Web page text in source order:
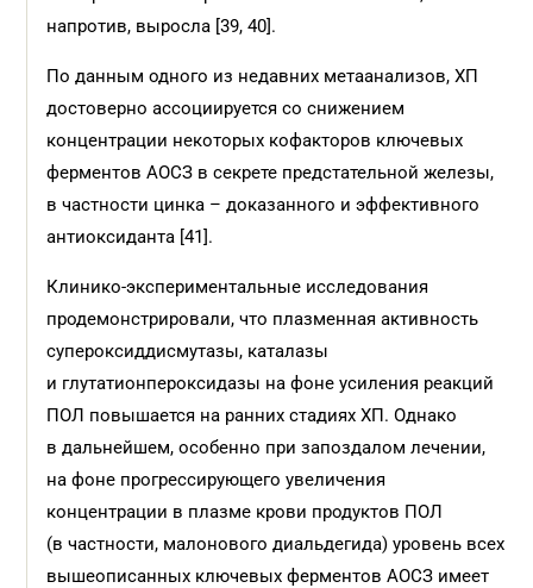
напротив, выросла [39, 40].
По данным одного из недавних метаанализов, ХП
достоверно ассоциируется со снижением
концентрации некоторых кофакторов ключевых
ферментов АОСЗ в секрете предстательной железы,
в частности цинка – доказанного и эффективного
антиоксиданта [41].
Клинико-экспериментальные исследования
продемонстрировали, что плазменная активность
супероксиддисмутазы, каталазы
и глутатионпероксидазы на фоне усиления реакций
ПОЛ повышается на ранних стадиях ХП. Однако
в дальнейшем, особенно при запоздалом лечении,
на фоне прогрессирующего увеличения
концентрации в плазме крови продуктов ПОЛ
(в частности, малонового диальдегида) уровень всех
вышеописанных ключевых ферментов АОСЗ имеет